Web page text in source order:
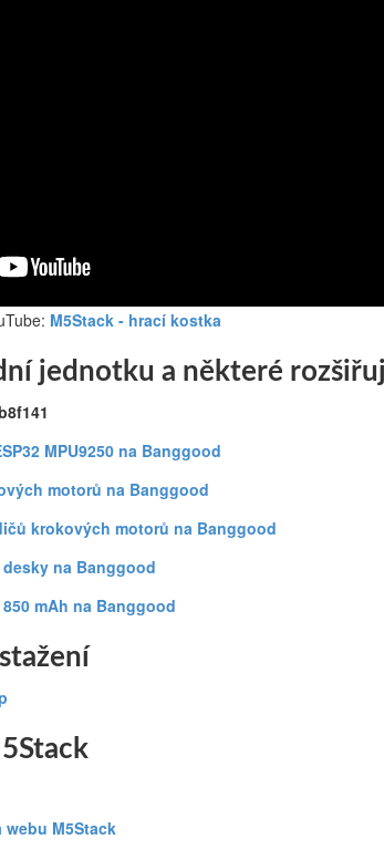
M5Stack - hrací kostka
jednotku a některé
MPU9250 na Banggood
motorů na Banggood
krokových motorů na Banggood
na Banggood
mAh na Banggood
M5Stack